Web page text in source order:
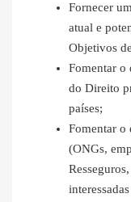
Fornecer
atual e
Objetivos
Fomentar o
do Direito
países;
Fomentar o
(ONGs,